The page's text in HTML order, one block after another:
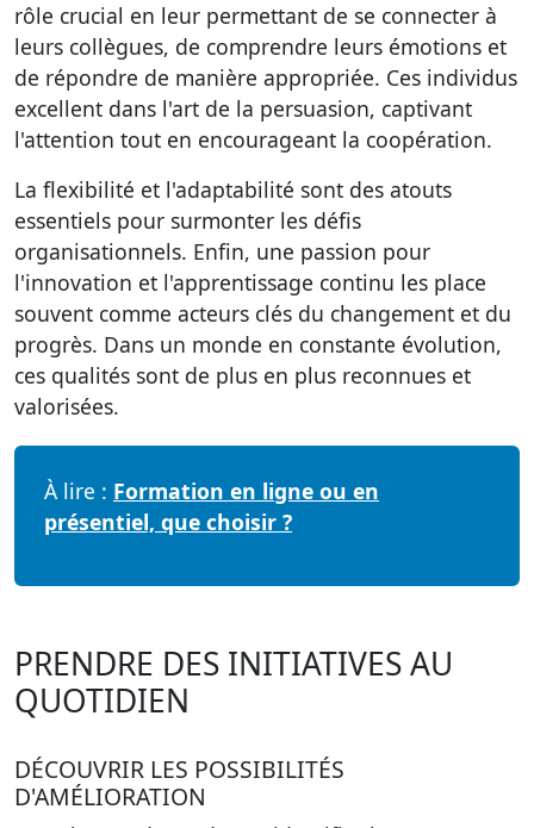
rôle crucial en leur permettant de se connecter à
leurs collègues, de comprendre leurs émotions et
de répondre de manière appropriée. Ces individus
excellent dans l'art de la persuasion, captivant
l'attention tout en encourageant la coopération.
La flexibilité et l'adaptabilité sont des atouts
essentiels pour surmonter les défis
organisationnels. Enfin, une passion pour
l'innovation et l'apprentissage continu les place
souvent comme acteurs clés du changement et du
progrès. Dans un monde en constante évolution,
ces qualités sont de plus en plus reconnues et
valorisées.
À lire : Formation en ligne ou en
présentiel, que choisir ?
PRENDRE DES INITIATIVES AU
QUOTIDIEN
DÉCOUVRIR LES POSSIBILITÉS
D'AMÉLIORATION